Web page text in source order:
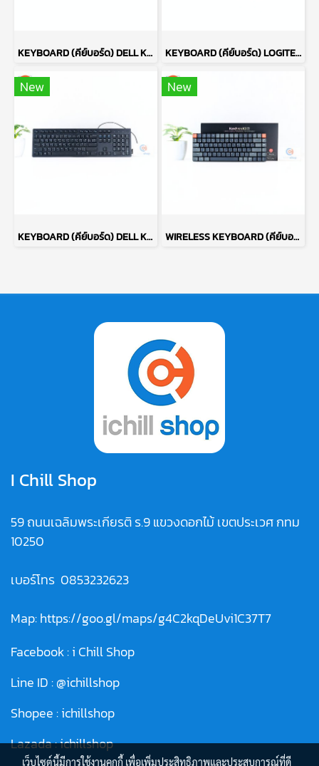
KEYBOARD (คีย์บอร์ด) DELL KB216T4 (BLACK) P17650 KEYBOARD (คีย์บอร์ด) LOGITECH K120 (BLACK) P14617
New
KEYBOARD (คีย์บอร์ด) DELL KB216T1 (BLACK) P17651
New
WIRELESS KEYBOARD (คีย์บอร์ดไร้สาย) KEYCHRON K3 VERSION 2 (DARK GREY) P17288
I Chill Shop
59 ถนนเฉลิมพระเกียรติ ร.9 แขวงดอกไม้ เขตประเวศ กทม
10250
เบอร์โทร 0853232623
Map:https://goo.gl/maps/g4C2kqDeUvi1C37T7
Facebook :i Chill Shop
Line ID :@ichillshop
Shopee :ichillshop
Lazada :ichillshop
เว็บไซต์นี้มีการใช้งานคุกกี้ เพื่อเพิ่มประสิทธิภาพและประสบการณ์ที่ดี